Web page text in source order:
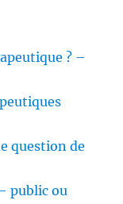
? –
question de
public ou